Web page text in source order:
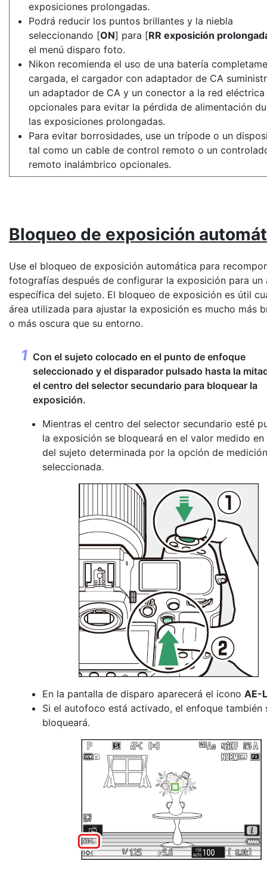
exposiciones prolongadas.
Podrá reducir los puntos brillantes y la niebla
seleccionando [ON] para [RR exposición
el menú disparo foto.
Nikon recomienda el uso de una batería
cargada, el cargador con adaptador de CA
un adaptador de CA y un conector a la red eléctrica
opcionales para evitar la pérdida de alimentación
las exposiciones prolongadas.
Para evitar borrosidades, use un trípode o un
tal como un cable de control remoto o un
remoto inalámbrico opcionales.
Bloqueo de exposición
Use el bloqueo de exposición automática para
fotografías después de configurar la exposición para un
específica del sujeto. El bloqueo de exposición es útil
área utilizada para ajustar la exposición es mucho más
o más oscura que su entorno.
Con el sujeto colocado en el punto de enfoque
seleccionado y el disparador pulsado hasta la
el centro del selector secundario para bloquear la
exposición.
Mientras el centro del selector secundario esté
la exposición se bloqueará en el valor medido en
del sujeto determinada por la opción de medición
seleccionada.
En la pantalla de disparo aparecerá el icono AE-L
Si el autofoco está activado, el enfoque también
bloqueará.